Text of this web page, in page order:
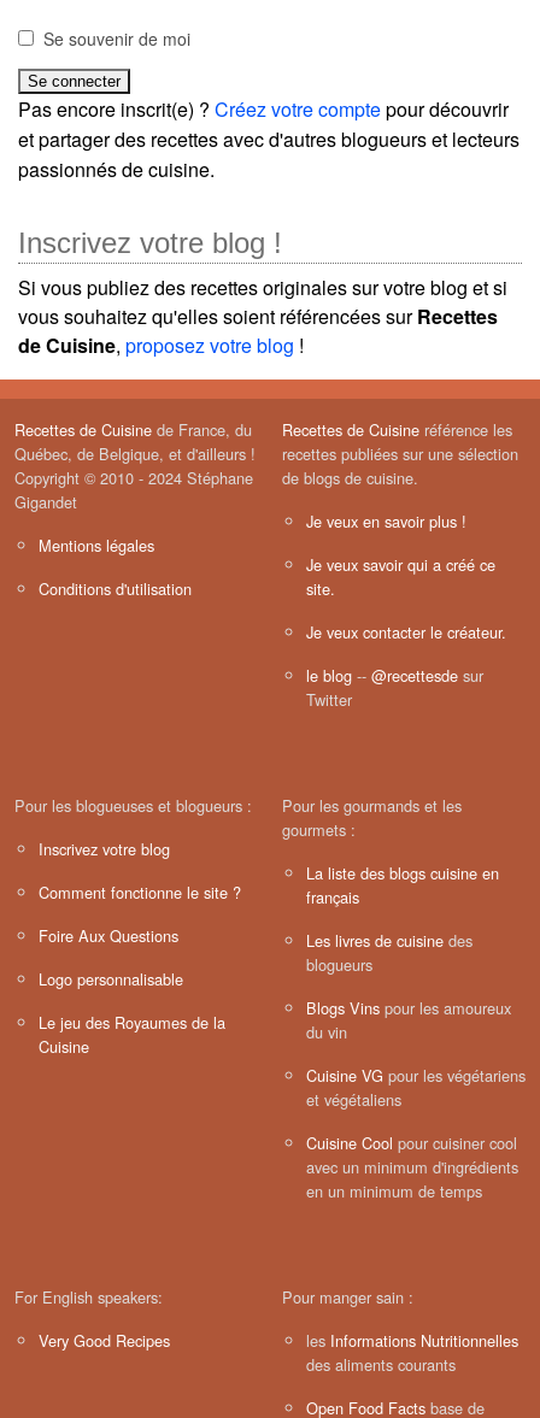
Se souvenir de moi
Pas encore inscrit(e) ? Créez votre comptepour découvrir
et partager des recettes avec d'autres blogueurs et lecteurs
passionnés de cuisine.
Inscrivez votre blog !
Si vous publiez des recettes originales sur votre blog et si
vous souhaitez qu'elles soient référencées surRecettes
de Cuisine, proposez votre blog !
Recettes de Cuisine de France, du
Québec, de Belgique, et d'ailleurs !
Copyright © 2010 - 2024 Stéphane
Gigandet
Mentions légales
Conditions d'utilisation
Recettes de Cuisine référence les
recettes publiées sur une sélection
de blogs de cuisine.
Je veux en savoir plus !
Je veux savoir qui a créé ce
site.
Je veux contacter le créateur.
le blog -- @recettesde sur
Twitter
Pour les blogueuses et blogueurs :
Inscrivez votre blog
Comment fonctionne le site ?
Foire Aux Questions
Logo personnalisable
Le jeu des Royaumes de la
Cuisine
Pour les gourmands et les
gourmets :
La liste des blogs cuisine en
français
Les livres de cuisine des
blogueurs
Blogs Vins pour les amoureux
du vin
Cuisine VG pour les végétariens
et végétaliens
Cuisine Cool pour cuisiner cool
avec un minimum d'ingrédients
en un minimum de temps
For English speakers:
Very Good Recipes
Pour manger sain :
les Informations Nutritionnelles
des aliments courants
Open Food Facts base de